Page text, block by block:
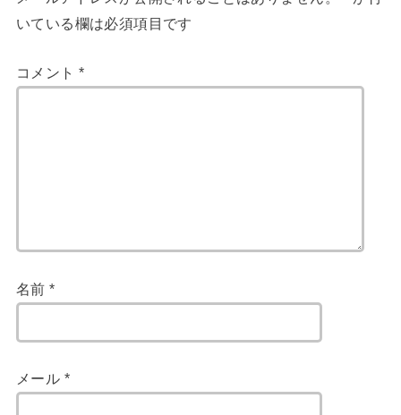
いている欄は必須項目です
コメント *
名前*
メール *